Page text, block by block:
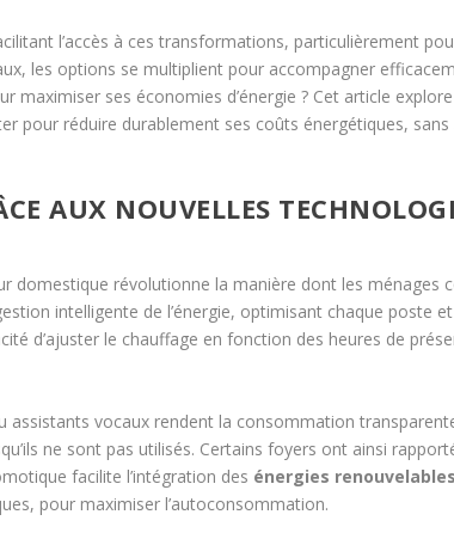
l’accès à ces transformations, particulièrement
les options se multiplient pour accompagner
maximiser ses économies d’énergie ? Cet article
pour réduire durablement ses coûts énergétiques,
AUX NOUVELLES
domestique révolutionne la manière dont les ménages
intelligente de l’énergie, optimisant chaque poste
d’ajuster le chauffage en fonction des heures de
vocaux rendent la consommation
ne sont pas utilisés. Certains foyers ont ainsi
facilite l’intégration des énergies renouvelables
pour maximiser l’autoconsommation.